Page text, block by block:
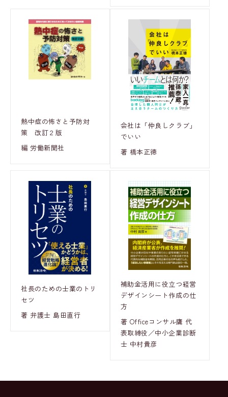
熱中症の怖さと予防対
策 改訂２版
編 労働新聞社
会社は「仲良しクラブ」
でいい
著 橋本正徳
社長のための士業のトリ
セツ
著 弁護士 島田直行
補助金活用に役立つ経営
デザインシート作成の仕
方
著 Officeコンサル鷹 代
表取締役／中小企業診断
士 中村貴彦